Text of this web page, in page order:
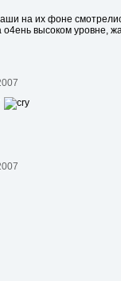
на их фоне
высоком уровне,